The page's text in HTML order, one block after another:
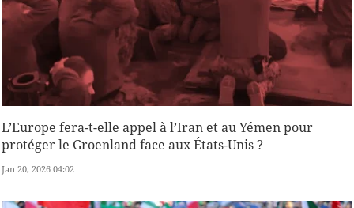
L’Europe fera-t-elle appel à l’Iran et au Yémen pour
protéger le Groenland face aux États-Unis ?
Jan 20, 2026 04:02